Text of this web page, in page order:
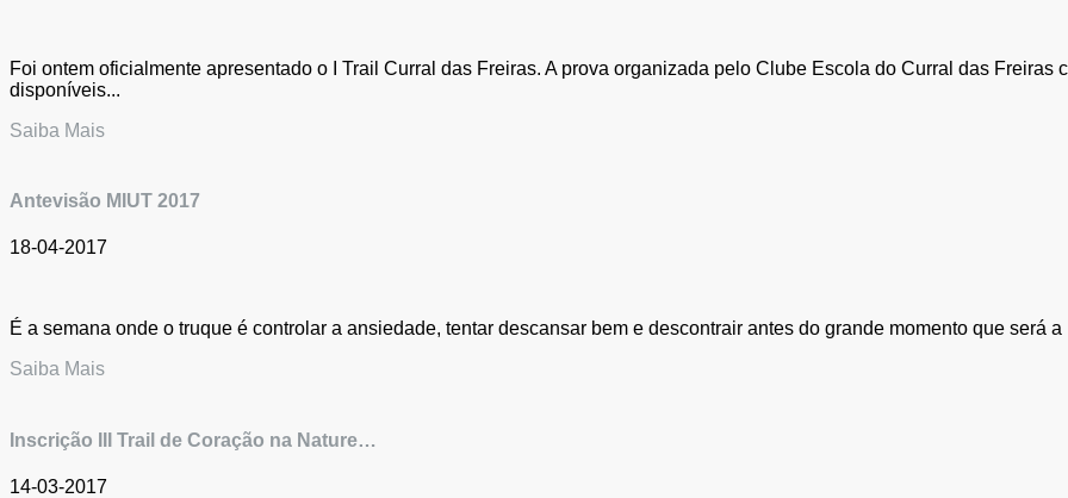
Foi ontem oficialmente apresentado o I Trail Curral das Freiras. A prova organizada pelo Clube Escola do Curral das
disponíveis...
Saiba Mais
Antevisão MIUT 2017
18-04-2017
É a semana onde o truque é controlar a ansiedade, tentar descansar bem e descontrair antes do grande momento que será
Saiba Mais
Inscrição III Trail de Coração na Nature…
14-03-2017